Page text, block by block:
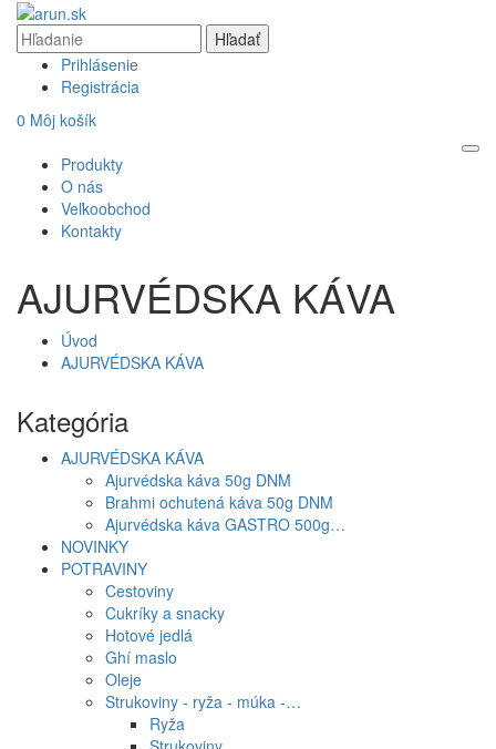
Prihlásenie
Registrácia
0 Môj košík
Produkty
O nás
Veľkoobchod
Kontakty
AJURVÉDSKA KÁVA
Úvod
AJURVÉDSKA KÁVA
Kategória
AJURVÉDSKA KÁVA
Ajurvédska káva 50g DNM
Brahmi ochutená káva 50g DNM
Ajurvédska káva GASTRO 500g…
NOVINKY
POTRAVINY
Cestoviny
Cukríky a snacky
Hotové jedlá
Ghí maslo
Oleje
Strukoviny - ryža - múka -…
Ryža